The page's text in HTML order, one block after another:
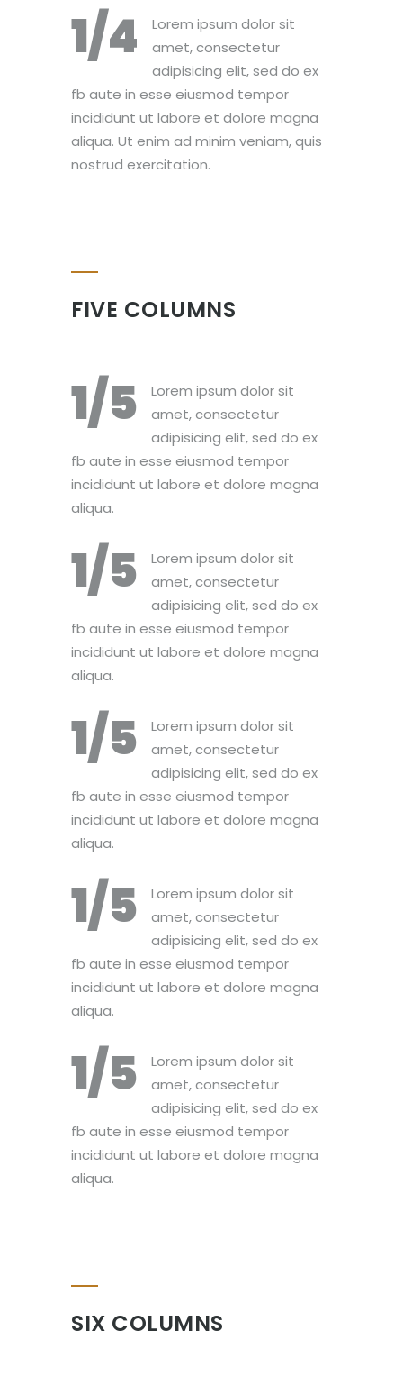
1/4
Lorem ipsum dolor sit
amet, consectetur
adipisicing elit, sed do ex
fb aute in esse eiusmod tempor
incididunt ut labore et dolore magna
aliqua. Ut enim ad minim veniam, quis
nostrud exercitation.
FIVE COLUMNS
1/5
Lorem ipsum dolor sit
amet, consectetur
adipisicing elit, sed do ex
fb aute in esse eiusmod tempor
incididunt ut labore et dolore magna
aliqua.
1/5
Lorem ipsum dolor sit
amet, consectetur
adipisicing elit, sed do ex
fb aute in esse eiusmod tempor
incididunt ut labore et dolore magna
aliqua.
1/5
Lorem ipsum dolor sit
amet, consectetur
adipisicing elit, sed do ex
fb aute in esse eiusmod tempor
incididunt ut labore et dolore magna
aliqua.
1/5
Lorem ipsum dolor sit
amet, consectetur
adipisicing elit, sed do ex
fb aute in esse eiusmod tempor
incididunt ut labore et dolore magna
aliqua.
1/5
Lorem ipsum dolor sit
amet, consectetur
adipisicing elit, sed do ex
fb aute in esse eiusmod tempor
incididunt ut labore et dolore magna
aliqua.
SIX COLUMNS